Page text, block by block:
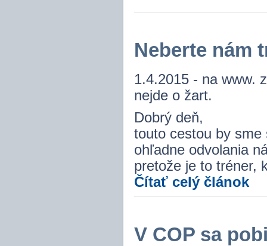
Neberte nám
1.4.2015 - na www.
nejde o žart.
Dobrý deň,
touto cestou by
ohľadne odvolania
pretože je to tréner,
Čítať celý článok
V COP sa